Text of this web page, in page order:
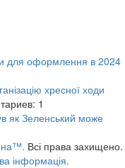
для оформлення в 2024
хресної ходи
1
як Зеленський може
Всі права захищено.
інформація.